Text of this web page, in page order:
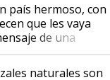
país hermoso, con
que les vaya
de una
uruguaya sobre las
que se abren
naturales son